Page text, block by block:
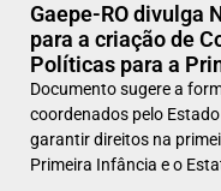
Gaepe-RO divulga
para a criação de
Políticas para a
Documento sugere a
coordenados pelo
garantir direitos na
Primeira Infância e o